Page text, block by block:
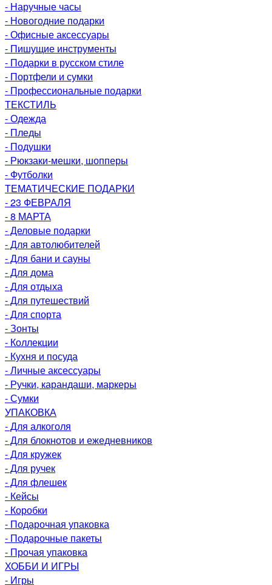
- Наручные часы
- Новогодние подарки
- Офисные аксессуары
- Пишущие инструменты
- Подарки в русском стиле
- Портфели и сумки
- Профессиональные подарки
ТЕКСТИЛЬ
- Одежда
- Пледы
- Подушки
- Рюкзаки-мешки, шопперы
- Футболки
ТЕМАТИЧЕСКИЕ ПОДАРКИ
- 23 ФЕВРАЛЯ
- 8 МАРТА
- Деловые подарки
- Для автолюбителей
- Для бани и сауны
- Для дома
- Для отдыха
- Для путешествий
- Для спорта
- Зонты
- Коллекции
- Кухня и посуда
- Личные аксессуары
- Ручки, карандаши, маркеры
- Сумки
УПАКОВКА
- Для алкоголя
- Для блокнотов и ежедневников
- Для кружек
- Для ручек
- Для флешек
- Кейсы
- Коробки
- Подарочная упаковка
- Подарочные пакеты
- Прочая упаковка
ХОББИ И ИГРЫ
- Игры